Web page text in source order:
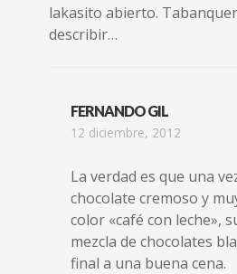
lakasito abierto.
describir…
FERNANDO GIL
12 diciembre, 2012
La verdad es que una
chocolate cremoso y
color «café con leche»,
mezcla de chocolates
final a una buena cena.